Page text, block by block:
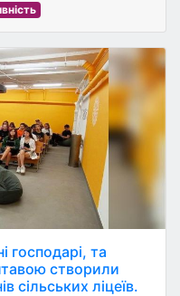
господарі, та
створили
сільських ліцеїв.